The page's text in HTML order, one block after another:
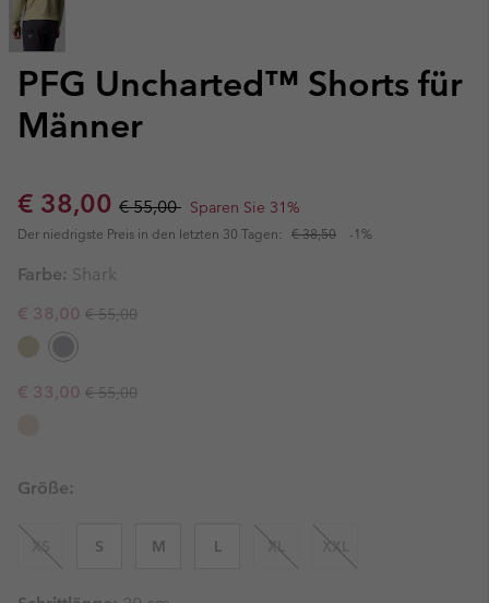
PFG Uncharted™ Shorts für
Männer
Sale price:
€ 38,00 Regular price:
€ 55,00 Sparen Sie 31%
Der niedrigste Preis in den letzten 30 Tagen: € 38,50 -1%
Farbe: Shark
Sale price:
€ 38,00 Regular price:
€ 55,00
Sale price:
€ 33,00 Regular price:
€ 55,00
Größe:
XS S M L XL XXL